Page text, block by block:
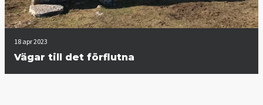
18 apr 2023
Vägar till det förflutna